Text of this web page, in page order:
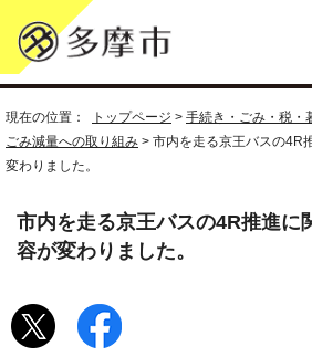
現在の位置： トップページ > 手続き・ごみ・税・
ごみ減量への取り組み > 市内を走る京王バスの4R
変わりました。
市内を走る京王バスの4R推進に
容が変わりました。